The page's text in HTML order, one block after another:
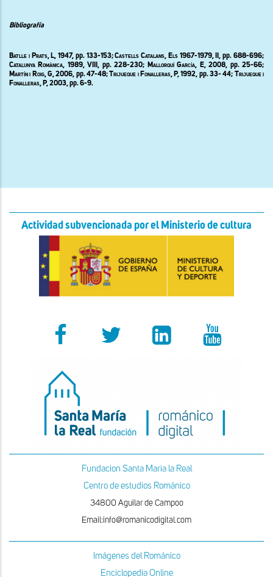
Bibliografía
Batlle i Prats, L, 1947, pp. 133-153;Castells Catalans, Els 1967-1979,
II, pp. 688-696;
Catalunya Romànica, 1989, VIII, pp. 228-230; Mallorquí García, E, 2008, pp. 25-66;
Martín i Roig, G, 2006, pp. 47-48;Trijueque i Fonalleras, P, 1992, pp. 33- 44; Trijueque i
Fonalleras, P, 2003, pp. 6-9.
Actividad subvencionada por el Ministerio de cultura
Fundacion Santa Maria la Real
Centro de estudios Románico
34800 Aguilar de Campoo
Email:info@romanicodigital.com
Imágenes del Románico
Enciclopedia Online